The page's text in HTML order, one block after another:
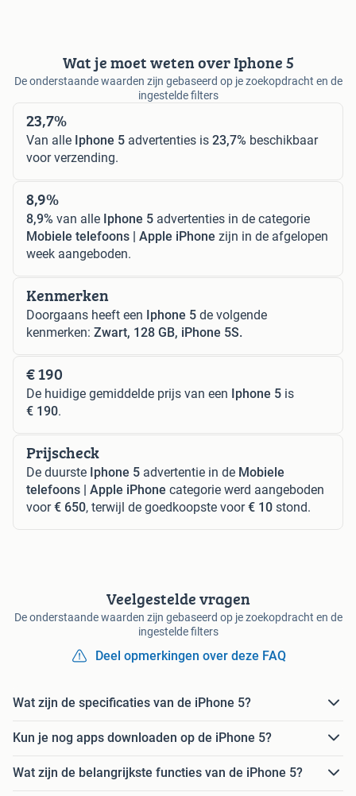
Wat je moet weten over Iphone 5
De onderstaande waarden zijn gebaseerd op je zoekopdracht en de
ingestelde filters
23,7%
Van alle Iphone 5 advertenties is 23,7% beschikbaar
voor verzending.
8,9%
8,9% van alle Iphone 5 advertenties in de categorie
Mobiele telefoons | Apple iPhone zijn in de afgelopen
week aangeboden.
Kenmerken
Doorgaans heeft een Iphone 5 de volgende
kenmerken: Zwart, 128 GB, iPhone 5S.
€ 190
De huidige gemiddelde prijs van een Iphone 5 is
€ 190.
Prijscheck
De duurste Iphone 5 advertentie in de Mobiele
telefoons | Apple iPhone categorie werd aangeboden
voor€ 650, terwijl de goedkoopste voor€ 10 stond.
Veelgestelde vragen
De onderstaande waarden zijn gebaseerd op je zoekopdracht en de
ingestelde filters
Deel opmerkingen over deze FAQ
Wat zijn de specificaties van de iPhone 5?
Kun je nog apps downloaden op de iPhone 5?
Wat zijn de belangrijkste functies van de iPhone 5?